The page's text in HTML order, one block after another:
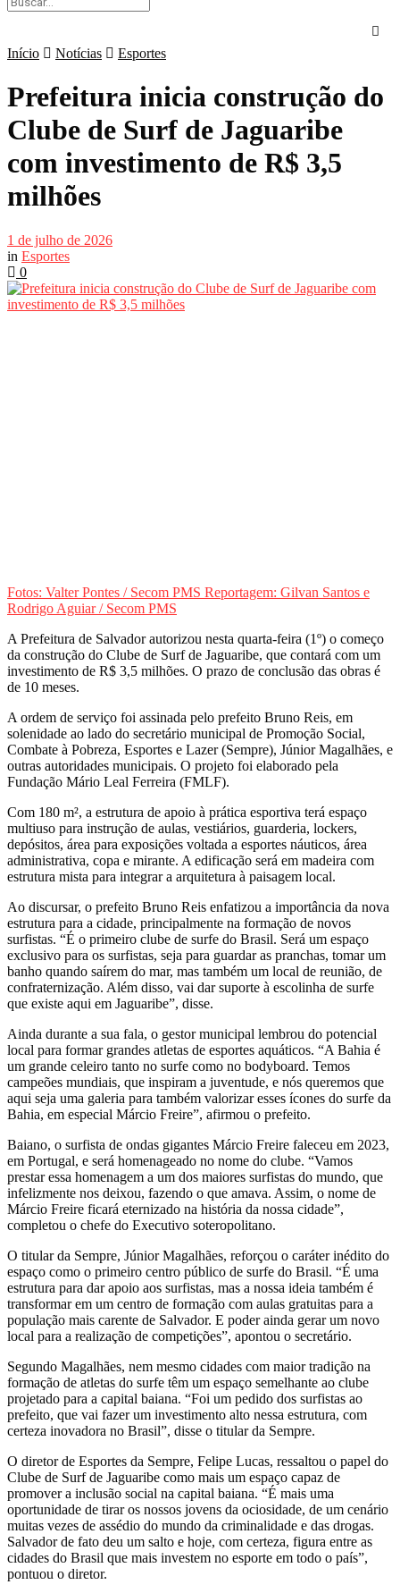
Início Notícias Esportes
Prefeitura inicia construção do
Clube de Surf de Jaguaribe
com investimento de R$ 3,5
milhões
1 de julho de 2026
in Esportes
0
Fotos: Valter Pontes / Secom PMS Reportagem: Gilvan Santos e
Rodrigo Aguiar / Secom PMS
A Prefeitura de Salvador autorizou nesta quarta-feira (1º) o começo
da construção do Clube de Surf de Jaguaribe, que contará com um
investimento de R$ 3,5 milhões. O prazo de conclusão das obras é
de 10 meses.
A ordem de serviço foi assinada pelo prefeito Bruno Reis, em
solenidade ao lado do secretário municipal de Promoção Social,
Combate à Pobreza, Esportes e Lazer (Sempre), Júnior Magalhães, e
outras autoridades municipais. O projeto foi elaborado pela
Fundação Mário Leal Ferreira (FMLF).
Com 180 m², a estrutura de apoio à prática esportiva terá espaço
multiuso para instrução de aulas, vestiários, guarderia, lockers,
depósitos, área para exposições voltada a esportes náuticos, área
administrativa, copa e mirante. A edificação será em madeira com
estrutura mista para integrar a arquitetura à paisagem local.
Ao discursar, o prefeito Bruno Reis enfatizou a importância da nova
estrutura para a cidade, principalmente na formação de novos
surfistas. “É o primeiro clube de surfe do Brasil. Será um espaço
exclusivo para os surfistas, seja para guardar as pranchas, tomar um
banho quando saírem do mar, mas também um local de reunião, de
confraternização. Além disso, vai dar suporte à escolinha de surfe
que existe aqui em Jaguaribe”, disse.
Ainda durante a sua fala, o gestor municipal lembrou do potencial
local para formar grandes atletas de esportes aquáticos. “A Bahia é
um grande celeiro tanto no surfe como no bodyboard. Temos
campeões mundiais, que inspiram a juventude, e nós queremos que
aqui seja uma galeria para também valorizar esses ícones do surfe da
Bahia, em especial Márcio Freire”, afirmou o prefeito.
Baiano, o surfista de ondas gigantes Márcio Freire faleceu em 2023,
em Portugal, e será homenageado no nome do clube. “Vamos
prestar essa homenagem a um dos maiores surfistas do mundo, que
infelizmente nos deixou, fazendo o que amava. Assim, o nome de
Márcio Freire ficará eternizado na história da nossa cidade”,
completou o chefe do Executivo soteropolitano.
O titular da Sempre, Júnior Magalhães, reforçou o caráter inédito do
espaço como o primeiro centro público de surfe do Brasil. “É uma
estrutura para dar apoio aos surfistas, mas a nossa ideia também é
transformar em um centro de formação com aulas gratuitas para a
população mais carente de Salvador. E poder ainda gerar um novo
local para a realização de competições”, apontou o secretário.
Segundo Magalhães, nem mesmo cidades com maior tradição na
formação de atletas do surfe têm um espaço semelhante ao clube
projetado para a capital baiana. “Foi um pedido dos surfistas ao
prefeito, que vai fazer um investimento alto nessa estrutura, com
certeza inovadora no Brasil”, disse o titular da Sempre.
O diretor de Esportes da Sempre, Felipe Lucas, ressaltou o papel do
Clube de Surf de Jaguaribe como mais um espaço capaz de
promover a inclusão social na capital baiana. “É mais uma
oportunidade de tirar os nossos jovens da ociosidade, de um cenário
muitas vezes de assédio do mundo da criminalidade e das drogas.
Salvador de fato deu um salto e hoje, com certeza, figura entre as
cidades do Brasil que mais investem no esporte em todo o país”,
pontuou o diretor.